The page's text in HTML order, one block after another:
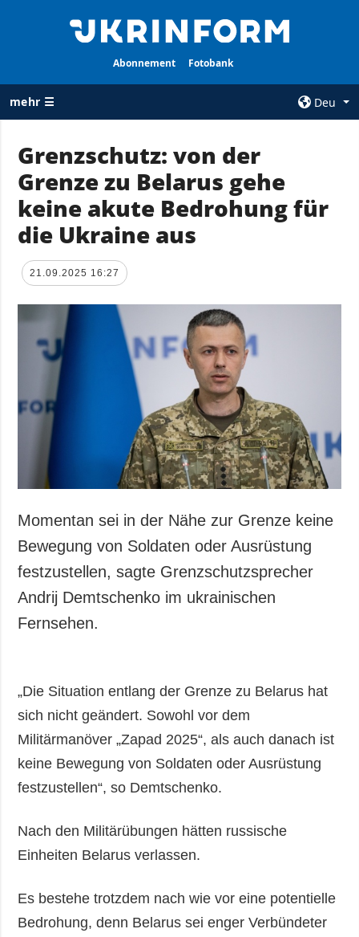
Abonnement Fotobank
mehr ☰
Deu
ALLE
RUBRIKEN
Krieg
Wiederaufbau
der Ukraine
Politik
Wirtschaft
Militär
Gesellschaft und
Kultur
Sport
Kriminalität
Notstand und
Notfälle
AGENTUR
Über uns
und zum Schutz
personenbezogener
Daten
ZUSÄTZLICH
Veröffentlichungen
Interview
Fotos
Video
LEISTUNGEN
Abonnement
Fotobank
Grenzschutz: von der
Grenze zu Belarus gehe
keine akute Bedrohung für
die Ukraine aus
21.09.2025 16:27
Momentan sei in der Nähe zur Grenze keine
Bewegung von Soldaten oder Ausrüstung
festzustellen, sagte Grenzschutzsprecher
Andrij Demtschenko im ukrainischen
Fernsehen.
„Die Situation entlang der Grenze zu Belarus hat
sich nicht geändert. Sowohl vor dem
Militärmanöver „Zapad 2025“, als auch danach ist
keine Bewegung von Soldaten oder Ausrüstung
festzustellen“, so Demtschenko.
Nach den Militärübungen hätten russische
Einheiten Belarus verlassen.
Es bestehe trotzdem nach wie vor eine potentielle
Bedrohung, denn Belarus sei enger Verbündeter